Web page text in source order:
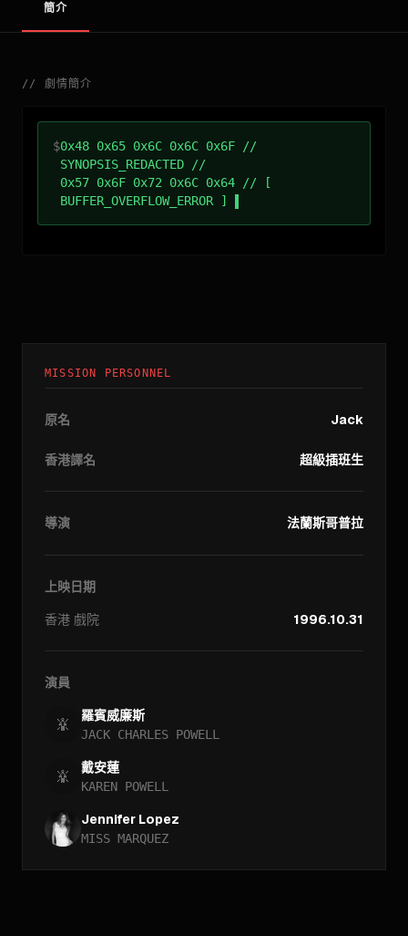
簡介
// 劇情簡介
$0x48 0x65 0x6C 0x6C 0x6F //
SYNOPSIS_REDACTED //
0x57 0x6F 0x72 0x6C 0x64 // [
BUFFER_OVERFLOW_ERROR ]
MISSION PERSONNEL
原名 Jack
香港譯名 超級插班生
導演 法蘭斯哥普拉
上映日期
香港 戲院 1996.10.31
演員
羅賓威廉斯
JACK CHARLES POWELL
戴安蓮
KAREN POWELL
Jennifer Lopez
MISS MARQUEZ